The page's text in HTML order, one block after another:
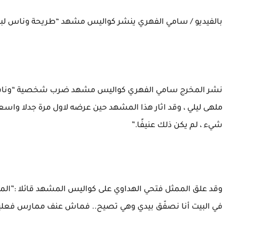
بالفيديو / سامي الفهري ينشر كواليس مشهد “طريحة وناس
نشر المخرج سامي الفهري كواليس مشهد ضرب شخصية
ملهى ليلي ، وقد اثار هذا المشهد حين عرضه لاول مرة جدلا
شيء ، لم يكن ذلك عنيفًا.”
وقد علق الممثل فتحي الهداوي على كواليس المشهد قائلا
في البيت أنا نصفّق بيدي وهي تصيح.. فماش عنف ممارس